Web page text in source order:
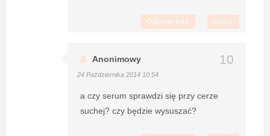
Odpowiedz Usuń
Anonimowy
24 Października 2014 10:54
a czy serum sprawdzi się przy cerze
suchej? czy będzie wysuszać?